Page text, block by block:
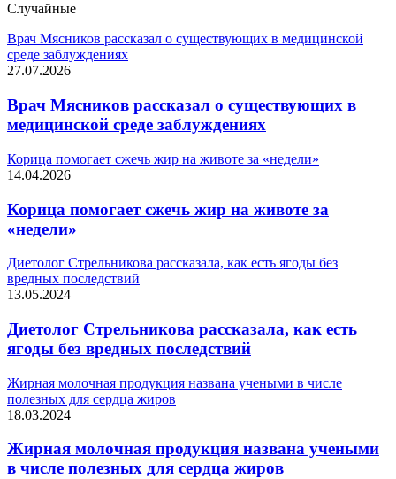
Случайные
Врач Мясников рассказал о существующих в медицинской
среде заблуждениях
27.07.2026
Врач Мясников рассказал о существующих в
медицинской среде заблуждениях
Корица помогает сжечь жир на животе за «недели»
14.04.2026
Корица помогает сжечь жир на животе за
«недели»
Диетолог Стрельникова рассказала, как есть ягоды без
вредных последствий
13.05.2024
Диетолог Стрельникова рассказала, как есть
ягоды без вредных последствий
Жирная молочная продукция названа учеными в числе
полезных для сердца жиров
18.03.2024
Жирная молочная продукция названа учеными
в числе полезных для сердца жиров